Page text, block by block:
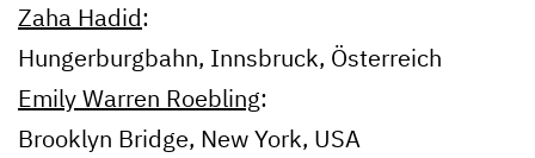
Zaha Hadid:
Hungerburgbahn, Innsbruck, Österreich
Emily Warren Roebling:
Brooklyn Bridge, New York, USA